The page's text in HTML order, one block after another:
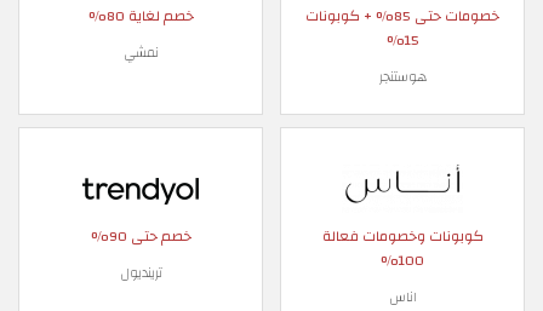
خصومات حتى 85% + كوبونات
15%
هوستنجر
خصم لغاية 80%
نمشي
كوبونات وخصومات فعالة
100%
اناس
خصم حتى 90%
ترينديول